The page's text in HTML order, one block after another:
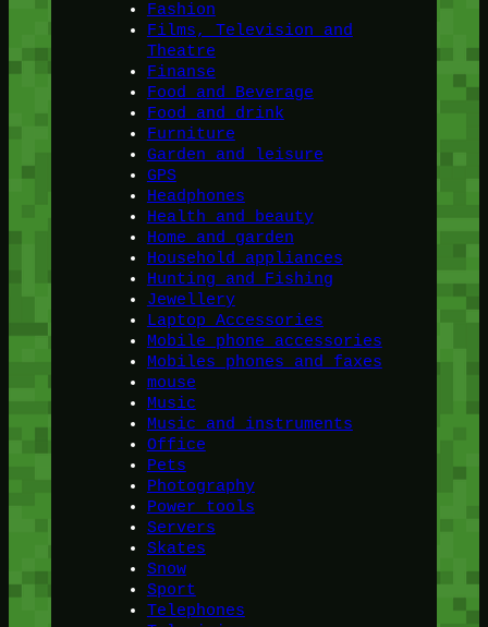
Fashion
Films, Television and
Theatre
Finanse
Food and Beverage
Food and drink
Furniture
Garden and leisure
GPS
Headphones
Health and beauty
Home and garden
Household appliances
Hunting and Fishing
Jewellery
Laptop Accessories
Mobile phone accessories
Mobiles phones and faxes
mouse
Music
Music and instruments
Office
Pets
Photography
Power tools
Servers
Skates
Snow
Sport
Telephones